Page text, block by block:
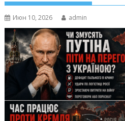
Июн 10, 2026 admin